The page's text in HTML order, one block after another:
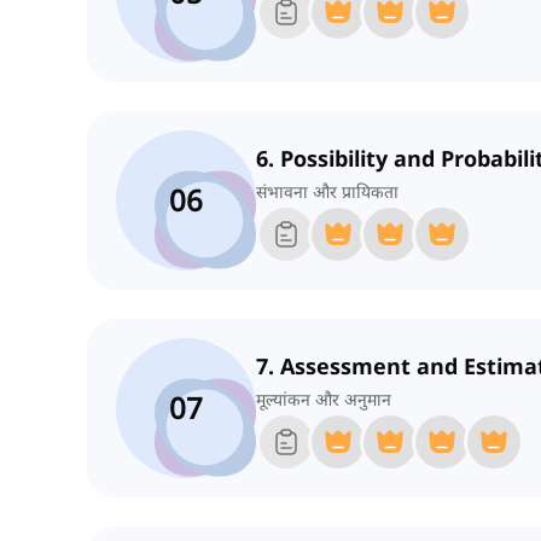
06
6. Possibility and
संभावना और प्रायिकता
07
7. Assessment and
मूल्यांकन और अनुमान